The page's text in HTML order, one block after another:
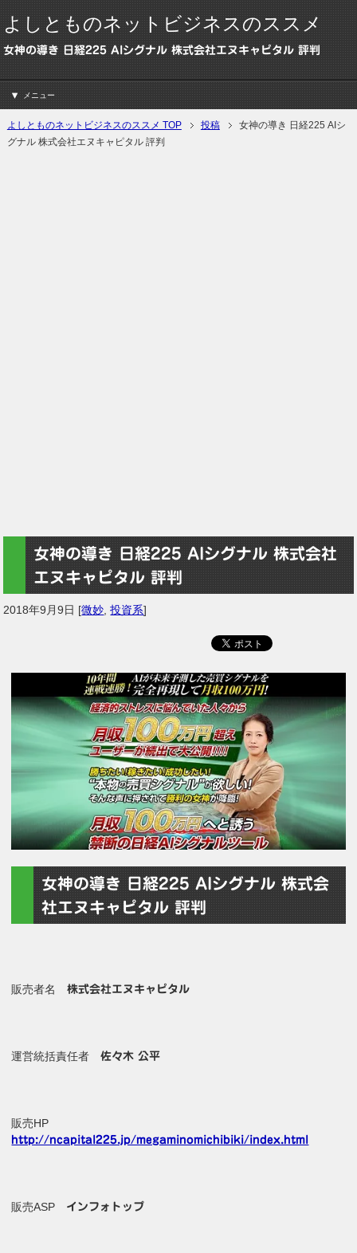
よしとものネットビジネスのススメ
女神の導き 日経225 AIシグナル 株式会社エヌキャピタル 評判
メニュー
よしとものネットビジネスのススメ TOP 投稿
女神の導き 日経225 AIシ
グナル 株式会社エヌキャピタル 評判
女神の導き 日経225 AIシグナル 株式会社
エヌキャピタル 評判
2018年9月9日 [微妙 ,投資系]
女神の導き 日経225 AIシグナル 株式会
社エヌキャピタル 評判
販売者名株式会社エヌキャピタル
運営統括責任者佐々木 公平
販売HP
http://ncapital225.jp/megaminomichibiki/index.html
販売ASP インフォトップ